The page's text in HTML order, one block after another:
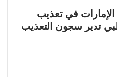
في تعذيب
تدير سجون التعذيب